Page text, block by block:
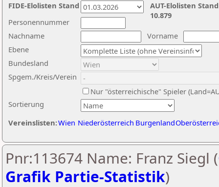
Nachname
Vorname
Ebene
Sortierung
Personennummer
Bundesland
Spgem./Kreis/Verein
Nur "österreichische" Spieler
Vereinslisten:Wien Niederösterreich Burgenland
AUT-Elolisten
10.879
FIDE-Elolisten Stand
Pnr:113674 Name: Franz Siegl (
Grafik Partie-Statistik)